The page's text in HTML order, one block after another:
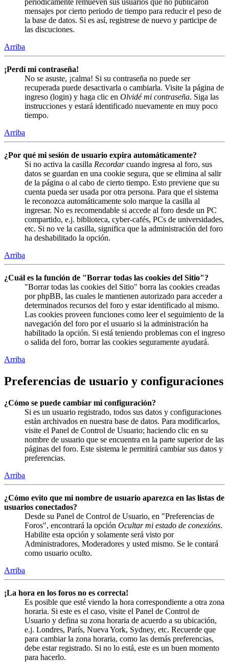
periódicamente remueven sus usuarios que no publicaron
mensajes por cierto periodo de tiempo para reducir el peso de
la base de datos. Si es así, registrese de nuevo y participe de
las discuciones.
Arriba
¡Perdí mi contraseña!
No se asuste, ¡calma! Si su contraseña no puede ser
recuperada puede desactivarla o cambiarla. Visite la página de
ingreso (login) y haga clic en Olvidé mi contraseña. Siga las
instrucciones y estará identificado nuevamente en muy poco
tiempo.
Arriba
¿Por qué mi sesión de usuario expira automáticamente?
Si no activa la casilla Recordarcuando ingresa al foro, sus
datos se guardan en una cookie segura, que se elimina al salir
de la página o al cabo de cierto tiempo. Esto previene que su
cuenta pueda ser usada por otra persona. Para que el sistema
le reconozca automáticamente solo marque la casilla al
ingresar. No es recomendable si accede al foro desde un PC
compartido, e.j. biblioteca, cyber-cafés, PCs de universidades,
etc. Si no ve la casilla, significa que la administración del foro
ha deshabilitado la opción.
Arriba
¿Cuál es la función de "Borrar todas las cookies del Sitio"?
"Borrar todas las cookies del Sitio" borra las cookies creadas
por phpBB, las cuales le mantienen autorizado para acceder a
determinados recursos del foro y estar identificado al mismo.
Las cookies proveen funciones como leer el seguimiento de la
navegación del foro por el usuario si la administración ha
habilitado la opción. Si está teniendo problemas con el ingreso
o salida del foro, borrar las cookies seguramente ayudará.
Arriba
Preferencias de usuario y configuraciones
¿Cómo se puede cambiar mi configuración?
Si es un usuario registrado, todos sus datos y configuraciones
están archivados en nuestra base de datos. Para modificarlos,
visite el Panel de Control de Usuario; haciendo clic en su
nombre de usuario que se encuentra en la parte superior de las
páginas del foro. Este sistema le permitirá cambiar sus datos y
preferencias.
Arriba
¿Cómo evito que mi nombre de usuario aparezca en las listas de
usuarios conectados?
Desde su Panel de Control de Usuario, en "Preferencias de
Foros", encontrará la opción Ocultar mi estado de conexións.
Habilite esta opción y solamente será visto por
Administradores, Moderadores y usted mismo. Se le contará
como usuario oculto.
Arriba
¡La hora en los foros no es correcta!
Es posible que esté viendo la hora correspondiente a otra zona
horaria. Si este es el caso, visite el Panel de Control de
Usuario y defina su zona horaria de acuerdo a su ubicación,
e.j. Londres, París, Nueva York, Sydney, etc. Recuerde que
para cambiar la zona horaria, como las demás preferencias,
debe estar registrado. Si no lo está, este es un buen momento
para hacerlo.